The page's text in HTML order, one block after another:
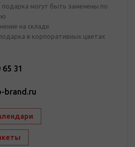
могут быть заменены по
на складе
в корпоративных цветах
65 31
brand.ru